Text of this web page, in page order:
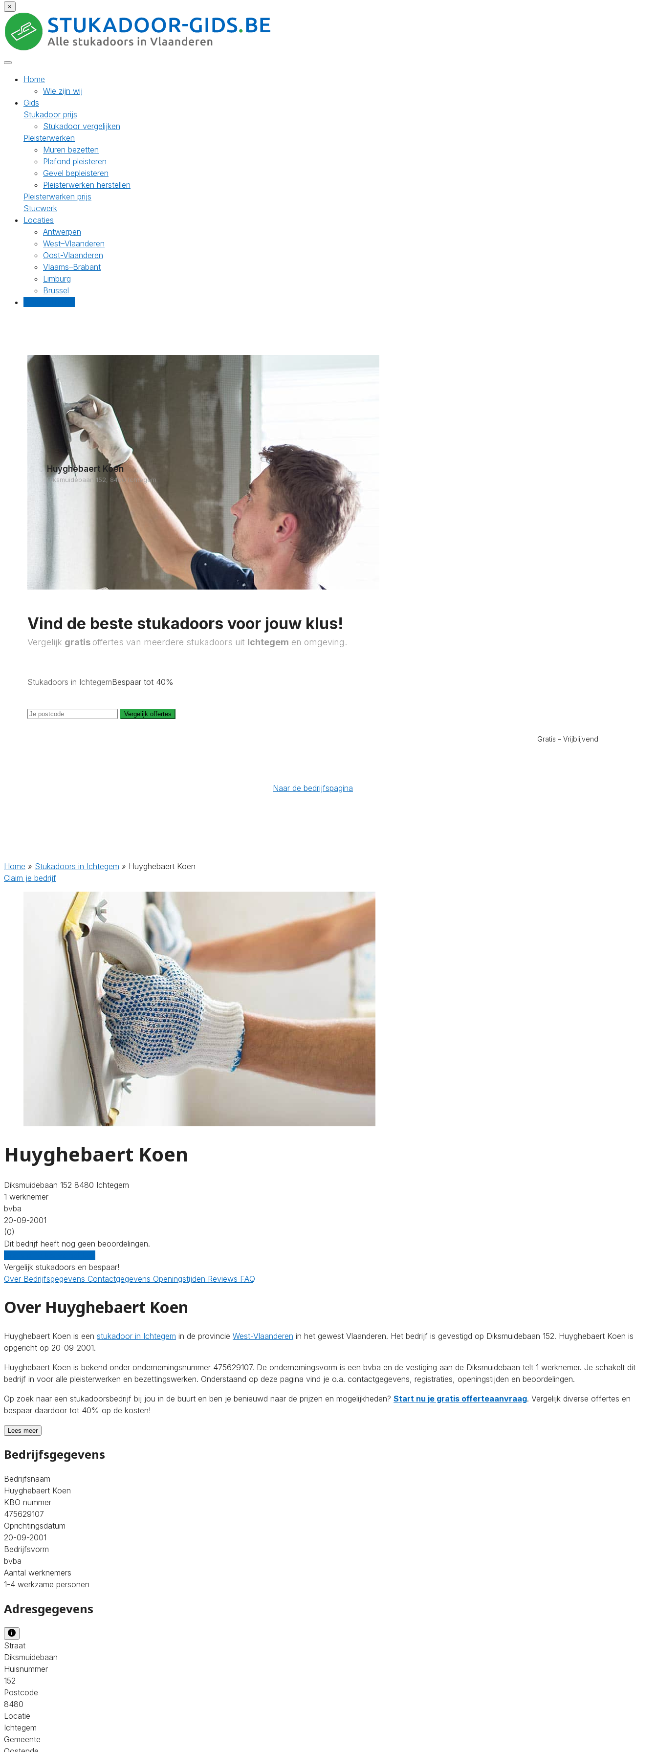
×
Home
Wie zijn wij
Gids
Stukadoor prijs
Stukadoor vergelijken
Pleisterwerken
Muren bezetten
Plafond pleisteren
Gevel bepleisteren
Pleisterwerken herstellen
Pleisterwerken prijs
Stucwerk
Locaties
Antwerpen
West–Vlaanderen
Oost-Vlaanderen
Vlaams–Brabant
Limburg
Brussel
Huyghebaert Koen
Diksmuidebaan 152, 8480 Ichtegem
Vind de beste stukadoors voor jouw klus!
Vergelijk gratis offertes van meerdere stukadoors uit Ichtegem en omgeving.
Stukadoors in IchtegemBespaar tot 40%
Vergelijk offertes
Gratis – Vrijblijvend
Naar de bedrijfspagina
Home » Stukadoors in Ichtegem » Huyghebaert Koen
Claim je bedrijf
Huyghebaert Koen
Diksmuidebaan 152 8480 Ichtegem
1 werknemer
bvba
20-09-2001
(0)
Dit bedrijf heeft nog geen beoordelingen.
Vergelijk stukadoors en bespaar!
Over Bedrijfsgegevens Contactgegevens Openingstijden Reviews FAQ
Over Huyghebaert Koen
Huyghebaert Koen is een stukadoor in Ichtegem in de provincie West-Vlaanderen in het gewest Vlaanderen. Het bedrijf is gevestigd op Diksmuidebaan 152. Huyghebaert Koen is
opgericht op 20-09-2001.
Huyghebaert Koen is bekend onder ondernemingsnummer 475629107. De ondernemingsvorm is een bvba en de vestiging aan de Diksmuidebaan telt 1 werknemer. Je schakelt dit
bedrijf in voor alle pleisterwerken en bezettingswerken. Onderstaand op deze pagina vind je o.a. contactgegevens, registraties, openingstijden en beoordelingen.
Op zoek naar een stukadoorsbedrijf bij jou in de buurt en ben je benieuwd naar de prijzen en mogelijkheden? Start nu je gratis offerteaanvraag. Vergelijk diverse offertes en
bespaar daardoor tot 40% op de kosten!
Lees meer
Bedrijfsgegevens
Bedrijfsnaam
Huyghebaert Koen
KBO nummer
475629107
Oprichtingsdatum
20-09-2001
Bedrijfsvorm
bvba
Aantal werknemers
1-4 werkzame personen
Adresgegevens
Straat
Diksmuidebaan
Huisnummer
152
Postcode
8480
Locatie
Ichtegem
Gemeente